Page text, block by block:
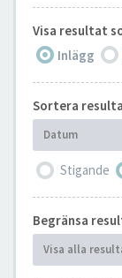
Visa resultat
Inlägg
Sortera
Datum
Stigande
Begränsa
Visa alla